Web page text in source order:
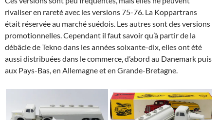
rivaliser en rareté avec les versions 75-76. La Koppartrans
était réservée au marché suédois. Les autres sont des versions
promotionnelles. Cependant il faut savoir qu’à partir de la
débâcle de Tekno dans les années soixante-dix, elles ont été
aussi distribuées dans le commerce, d’abord au Danemark puis
aux Pays-Bas, en Allemagne et en Grande-Bretagne.